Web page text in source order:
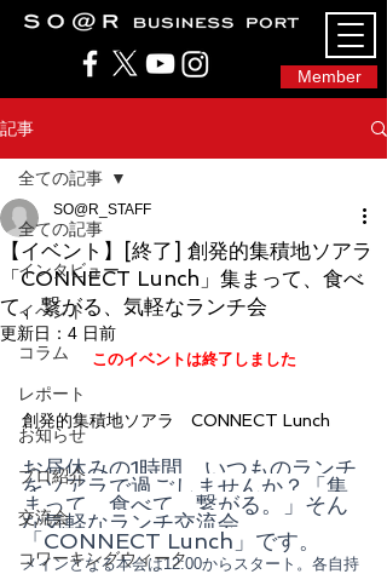
Member
SO@Rビジネスポート｜広島市のシェアオフィ
ス・コワーキングスペース
記事
全ての記事
インタビュー
イベント
コラム
レポート
お知らせ
プロ紹介
交流会
コワーキングウィーク
全ての記事
【イベント】[終了] 創発的集積地ソアラ
「CONNECT Lunch」集まって、食べ
て、繋がる、気軽なランチ会
SO@R_STAFF
更新日： 4 日前
このイベントは終了しました
創発的集積地ソアラ　CONNECT Lunch
お昼休みの1時間、いつものランチ
をソアラで過ごしませんか？「集
まって、食べて、繋がる。」そん
な気軽なランチ交流会
「CONNECT Lunch」です。
メインとなる本会は12:00からスタート。各自持